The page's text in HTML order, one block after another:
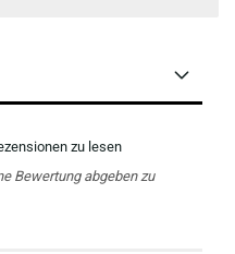
zu lesen
Bewertung abgeben zu